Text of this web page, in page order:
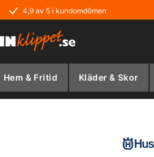
4,9 av 5 i kundomdömen
Hem & Fritid Kläder & Skor